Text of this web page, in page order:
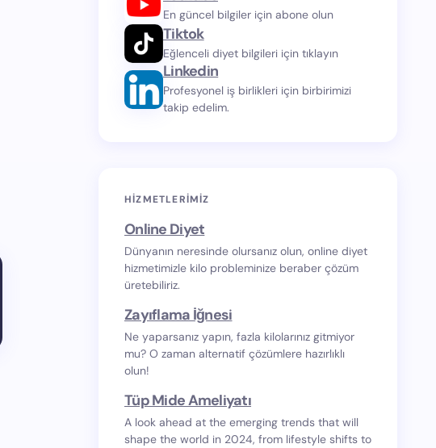
En güncel bilgiler için abone olun
Tiktok
Eğlenceli diyet bilgileri için tıklayın
Linkedin
Profesyonel iş birlikleri için birbirimizi
takip edelim.
HIZMETLERIMIZ
Online Diyet
Dünyanın neresinde olursanız olun, online diyet
hizmetimizle kilo probleminize beraber çözüm
üretebiliriz.
Zayıflama İğnesi
Ne yaparsanız yapın, fazla kilolarınız gitmiyor
mu? O zaman alternatif çözümlere hazırlıklı
olun!
Tüp Mide Ameliyatı
A look ahead at the emerging trends that will
shape the world in 2024, from lifestyle shifts to